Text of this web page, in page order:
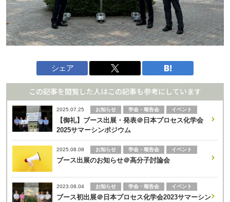
シェア
この記事を閲覧した人はこの記事も参考にしています
2025.07.25 お知らせ 学会・報告会 イベント
【御礼】ブース出展・発表＠日本プロセス化学会
2025サマーシンポジウム
2025.08.08 お知らせ 学会・報告会 イベント
ブース出展のお知らせ＠高分子討論会
2023.08.04 お知らせ 学会・報告会 イベント
ブース初出展＠日本プロセス化学会2023サマーシン